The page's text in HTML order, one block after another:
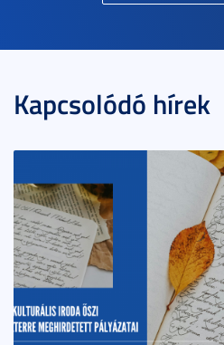
Kapcsolódó hírek